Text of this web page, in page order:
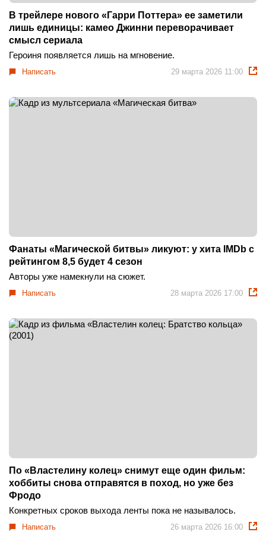
В трейлере нового «Гарри Поттера» ее заметили
лишь единицы: камео Джинни переворачивает
смысл сериала
Героиня появляется лишь на мгновение.
Написать 29 марта 2026 11:00
Фанаты «Магической битвы» ликуют: у хита IMDb с
рейтингом 8,5 будет 4 сезон
Авторы уже намекнули на сюжет.
Написать 28 марта 2026 17:00
По «Властелину колец» снимут еще один фильм:
хоббиты снова отправятся в поход, но уже без
Фродо
Конкретных сроков выхода ленты пока не называлось.
Написать 26 марта 2026 16:00